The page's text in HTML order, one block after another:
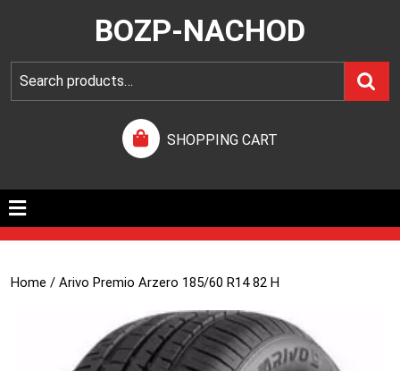
BOZP-NACHOD
SHOPPING CART
Home / Arivo Premio Arzero 185/60 R14 82 H